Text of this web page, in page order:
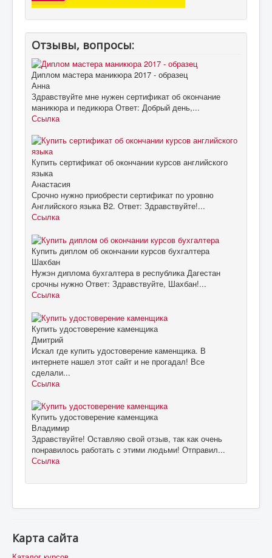
Отзывы, вопросы:
Диплом мастера маникюра 2017 - образец
Анна
Здравствуйте мне нужен сертификат об окончание
маникюра и педикюра Ответ: Добрый день,...
Ссылка
Купить сертификат об окончании курсов английского
языка
Анастасия
Срочно нужно приобрести сертификат по уровню
Английского языка B2. Ответ: Здравствуйте!...
Ссылка
Купить диплом об окончании курсов бухгалтера
Шахбан
Нужэн диплома бухгалтера в республика Дагестан
срочны нужно Ответ: Здравствуйте, Шахбан!...
Ссылка
Купить удостоверение каменщика
Дмитрий
Искал где купить удостоверение каменщика. В
интернете нашел этот сайт и не прогадал! Все
сделали...
Ссылка
Купить удостоверение каменщика
Владимир
Здравствуйте! Оставляю свой отзыв, так как очень
понравилось работать с этими людьми! Отправил...
Ссылка
Карта сайта